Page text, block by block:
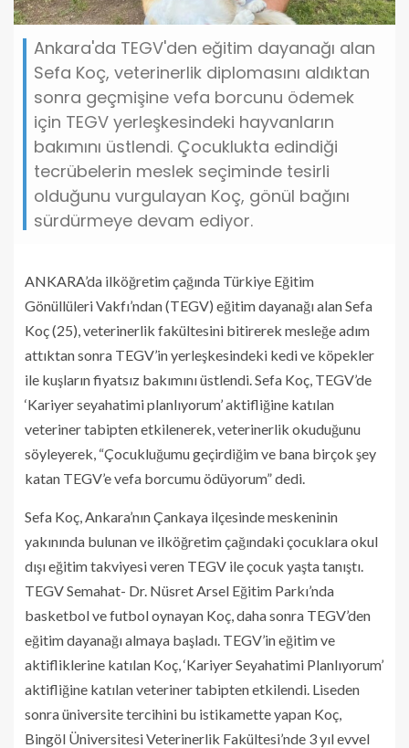
Ankara'da TEGV'den eğitim dayanağı alan
Sefa Koç, veterinerlik diplomasını aldıktan
sonra geçmişine vefa borcunu ödemek
için TEGV yerleşkesindeki hayvanların
bakımını üstlendi. Çocuklukta edindiği
tecrübelerin meslek seçiminde tesirli
olduğunu vurgulayan Koç, gönül bağını
sürdürmeye devam ediyor.
ANKARA’da ilköğretim çağında Türkiye Eğitim
Gönüllüleri Vakfı’ndan (TEGV) eğitim dayanağı alan Sefa
Koç (25), veterinerlik fakültesini bitirerek mesleğe adım
attıktan sonra TEGV’in yerleşkesindeki kedi ve köpekler
ile kuşların fiyatsız bakımını üstlendi. Sefa Koç, TEGV’de
‘Kariyer seyahatimi planlıyorum’ aktifliğine katılan
veteriner tabipten etkilenerek, veterinerlik okuduğunu
söyleyerek, “Çocukluğumu geçirdiğim ve bana birçok şey
katan TEGV’e vefa borcumu ödüyorum” dedi.
Sefa Koç, Ankara’nın Çankaya ilçesinde meskeninin
yakınında bulunan ve ilköğretim çağındaki çocuklara okul
dışı eğitim takviyesi veren TEGV ile çocuk yaşta tanıştı.
TEGV Semahat- Dr. Nüsret Arsel Eğitim Parkı’nda
basketbol ve futbol oynayan Koç, daha sonra TEGV’den
eğitim dayanağı almaya başladı. TEGV’in eğitim ve
aktifliklerine katılan Koç, ‘Kariyer Seyahatimi Planlıyorum’
aktifliğine katılan veteriner tabipten etkilendi. Liseden
sonra üniversite tercihini bu istikamette yapan Koç,
Bingöl Üniversitesi Veterinerlik Fakültesi’nde 3 yıl evvel